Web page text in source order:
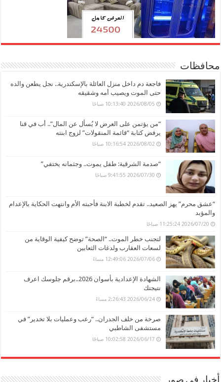
محافظات
فاجعة دم داخل منزل العائلة بالإسكندرية.. نجل يطعن والده
حتى الموت ويصيب أمه وشقيقه
2026/08/05 10:13:40 صباحًا
“من يؤتمن على العرض لا يُسأل عن المال”.. أب في قنا
يرفض كتابة “قائمة المنقولات” لزوج ابنته
2026/08/02 10:16:54 صباحًا
“صدمة الشرقية: طفل يموت.. وجثمانه يختفي”
2026/07/30 9:41:55 صباحًا
“عشق محرم” يهز الصعيد.. تقدم لخطبة الابنة فأحبته الأم وانتهت الحكاية بالإعدام
والمؤبد
2026/07/20 11:25:24 صباحًا
لتجنب خطر الموت.. “الصحة” توضح كيفية الوقاية من
لسعات العقارب ولدغات الثعابين
2026/07/06 12:49:06 مساءً
الشهادة الإعدادية بأسوان 2026..برقم جلوسك اعرف
نتيجتك
2026/06/24 2:26:43 مساءً
صرخة من خلف الجدران.. “رعب وعمليات بلا تخدير” في
مستشفى الشاطبي
2026/06/17 10:02:58 صباحًا